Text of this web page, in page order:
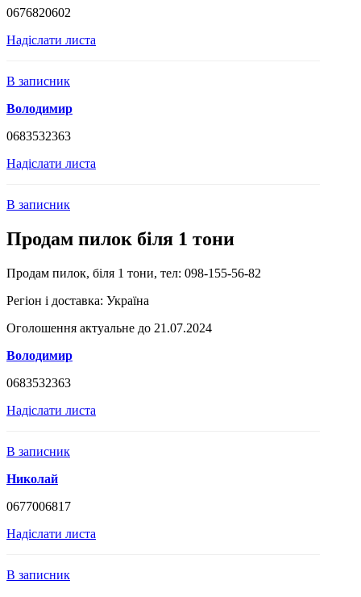
0676820602
Надіслати листа
В записник
Володимир
0683532363
Надіслати листа
В записник
Продам пилок біля 1 тони
Продам пилок, біля 1 тони, тел: 098-155-56-82
Регіон і доставка: Україна
Оголошення актуальне до 21.07.2024
Володимир
0683532363
Надіслати листа
В записник
Николай
0677006817
Надіслати листа
В записник